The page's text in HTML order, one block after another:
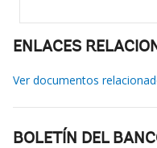
ENLACES
Ver documentos
BOLETÍN DEL